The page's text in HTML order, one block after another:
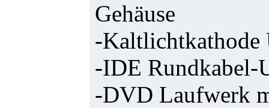
Gehäuse
-
-IDE Rundkabel-
-DVD Laufwerk